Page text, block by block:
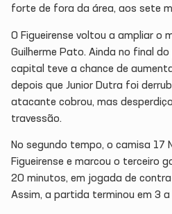
forte de fora da área, aos sete
O Figueirense voltou a ampliar o
Guilherme Pato. Ainda no final
capital teve a chance de
depois que Junior Dutra foi
atacante cobrou, mas
travessão.
No segundo tempo, o camisa 17
Figueirense e marcou o terceiro
20 minutos, em jogada de
Assim, a partida terminou em 3